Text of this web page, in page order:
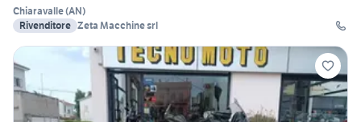
Chiaravalle(AN)
Rivenditore Zeta Macchine srl